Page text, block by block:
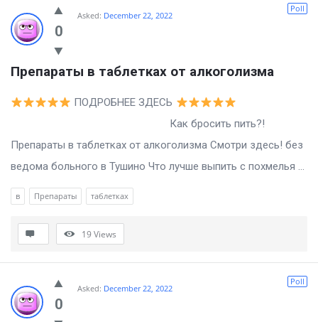
0
Poll
Asked: December 22, 2022
Препараты в таблетках от алкоголизма
ПОДРОБНЕЕ ЗДЕСЬ
Как бросить пить?!
Препараты в таблетках от алкоголизма Смотри здесь! без
ведома больного в Тушино Что лучше выпить с похмелья ...
в Препараты таблетках
19Views
0
Poll
Asked: December 22, 2022